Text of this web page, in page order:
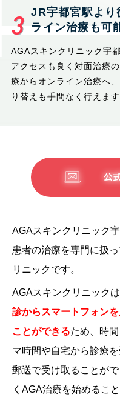
JR宇都宮駅より
ライン治療も可
AGAスキンクリニック宇
アクセスも良く対面治療
療からオンライン治療へ
り替えも手間なく行えます
AGAスキンクリニック
患者の治療を専門に扱
リニックです。
AGAスキンクリニック
診からスマートフォン
ことができるため、時
マ時間や自宅から診療
郵送で受け取ることが
くAGA治療を始めるこ